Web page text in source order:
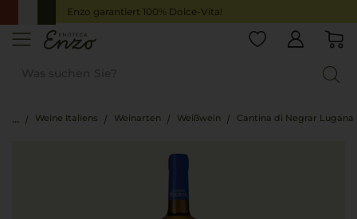
Enzo garantiert 100% Dolce-Vita!
Weine Italiens Weinarten Weißwein Cantina di Negrar Lugana